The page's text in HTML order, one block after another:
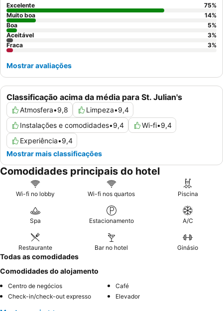
e profissionais, com destaques que incluem um
pequeno-almoço
alta qualidade no AC Lounge e no restaurante do hotel. Para
uma estadia mais tranquila, escolha um quarto virado para o
jardim.
Classificação acima da média para St. Julian's
Atmosfera•9,8 Limpeza•9,4
Instalações e comodidades•9,4 Wi-fi•9,4
Experiência•9,4
Mostrar mais classificações
Excelente 75%
Muito boa
14%
Boa
5%
Aceitável
3%
Fraca
3%
Mostrar avaliações
Comodidades principais do hotel
Wi-fi no lobby Wi-fi nos quartos Piscina
Spa Estacionamento A/C
Restaurante Bar no hotel Ginásio
Todas as comodidades
Comodidades do alojamento
Centro de negócios
Café
Check-in/check-out expresso
Elevador